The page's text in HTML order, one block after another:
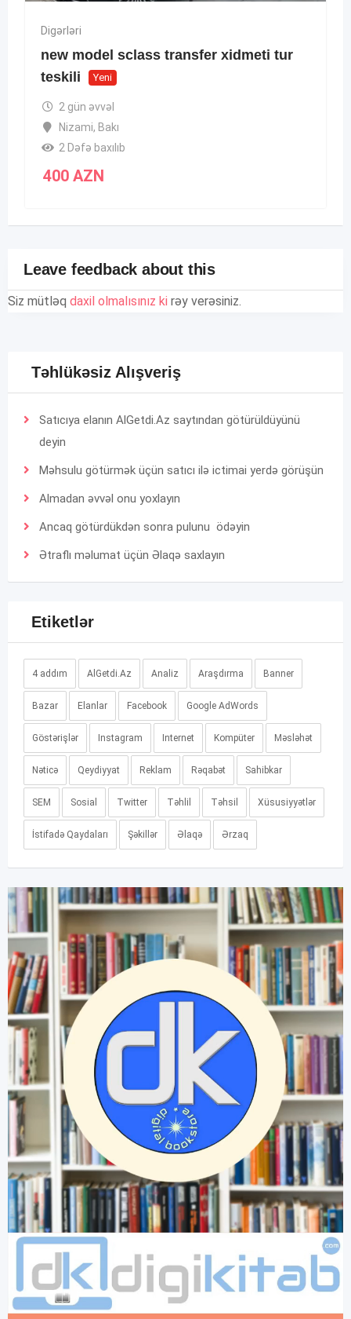
Digərləri
new model sclass transfer xidmeti tur
teskili
Yeni
2 gün əvvəl
Nizami, Bakı
2 Dəfə baxılıb
400 AZN
Leave feedback about this
Siz mütləq daxil olmalısınız ki rəy verəsiniz.
Təhlükəsiz Alışveriş
Satıcıya elanın AlGetdi.Az saytından götürüldüyünü
deyin
Məhsulu götürmək üçün satıcı ilə ictimai yerdə görüşün
Almadan əvvəl onu yoxlayın
Ancaq götürdükdən sonra pulunu ödəyin
Ətraflı məlumat üçün Əlaqə saxlayın
Etiketlər
4 addım AlGetdi.Az Analiz Araşdırma Banner
Bazar Elanlar Facebook Google AdWords
Göstərişlər Instagram Internet Kompüter Məsləhət
Nəticə Qeydiyyat Reklam Rəqabət Sahibkar
SEM Sosial Twitter Təhlil Təhsil Xüsusiyyətlər
İstifadə Qaydaları Şəkillər Əlaqə Ərzaq